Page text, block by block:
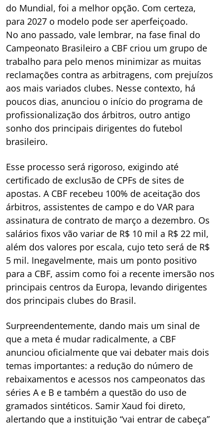
do Mundial, foi a melhor opção. Com certeza,
para 2027 o modelo pode ser aperfeiçoado.
No ano passado, vale lembrar, na fase final do
Campeonato Brasileiro a CBF criou um grupo de
trabalho para pelo menos minimizar as muitas
reclamações contra as arbitragens, com prejuízos
aos mais variados clubes. Nesse contexto, há
poucos dias, anunciou o início do programa de
profissionalização dos árbitros, outro antigo
sonho dos principais dirigentes do futebol
brasileiro.
Esse processo será rigoroso, exigindo até
certificado de exclusão de CPFs de sites de
apostas. A CBF recebeu 100% de aceitação dos
árbitros, assistentes de campo e do VAR para
assinatura de contrato de março a dezembro. Os
salários fixos vão variar de R$ 10 mil a R$ 22 mil,
além dos valores por escala, cujo teto será de R$
5 mil. Inegavelmente, mais um ponto positivo
para a CBF, assim como foi a recente imersão nos
principais centros da Europa, levando dirigentes
dos principais clubes do Brasil.
Surpreendentemente, dando mais um sinal de
que a meta é mudar radicalmente, a CBF
anunciou oficialmente que vai debater mais dois
temas importantes: a redução do número de
rebaixamentos e acessos nos campeonatos das
séries A e B e também a questão do uso de
gramados sintéticos. Samir Xaud foi direto,
alertando que a instituição “vai entrar de cabeça”